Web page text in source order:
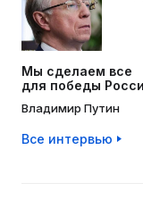
Мы сделаем все
для победы
Владимир Путин
Все интервью